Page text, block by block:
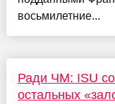
восьмилетние...
Ради ЧМ: ISU
остальных